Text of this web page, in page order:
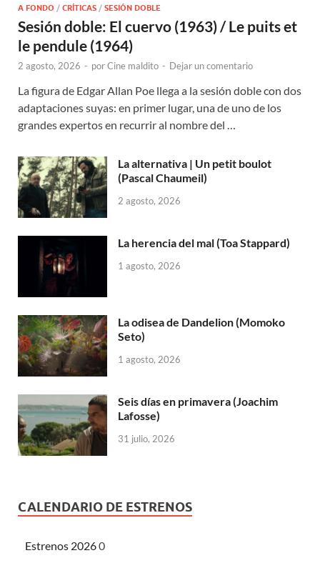
A FONDO / CRÍTICAS / SESIÓN DOBLE
Sesión doble: El cuervo (1963) / Le puits et
le pendule (1964)
2 agosto, 2026 - porCine maldito - Dejar un comentario
La figura de Edgar Allan Poe llega a la sesión doble con dos
adaptaciones suyas: en primer lugar, una de uno de los
grandes expertos en recurrir al nombre del …
La alternativa | Un petit boulot
(Pascal Chaumeil)
2 agosto, 2026
La herencia del mal (Toa Stappard)
1 agosto, 2026
La odisea de Dandelion (Momoko
Seto)
1 agosto, 2026
Seis días en primavera (Joachim
Lafosse)
31 julio, 2026
CALENDARIO DE ESTRENOS
Estrenos 20260